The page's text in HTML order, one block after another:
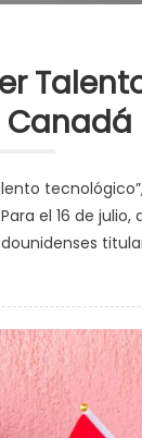
Canadá
el 16 de julio,